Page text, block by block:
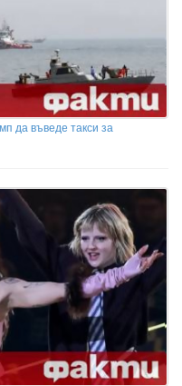
да въведе такси за